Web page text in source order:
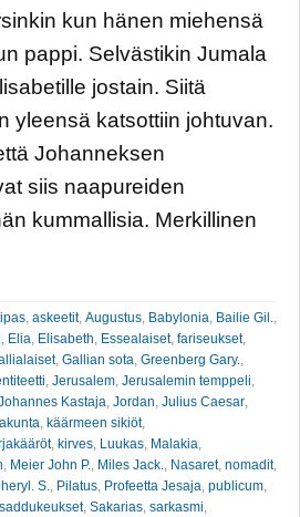
kun hänen miehensä
pappi. Selvästikin Jumala
jostain. Siitä
yleensä katsottiin johtuvan.
Johanneksen
siis naapureiden
kummallisia. Merkillinen
, askeetit, Augustus, Babylonia, Bailie Gil.,
, Elia, Elisabeth, Essealaiset, fariseukset,
, Gallian sota, Greenberg Gary.,
, Jerusalem, Jerusalemin temppeli,
Kastaja, Jordan, Julius Caesar,
, käärmeen sikiöt,
, kirves, Luukas, Malakia,
, Meier John P., Miles Jack., Nasaret, nomadit,
S., Pilatus, Profeetta Jesaja, publicum,
saddukeukset, Sakarias, sarkasmi,